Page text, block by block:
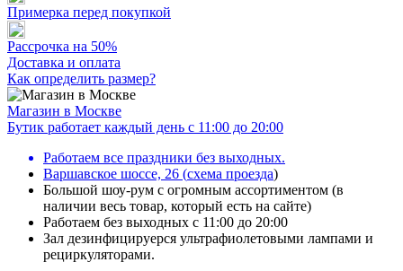
Примерка перед покупкой
Рассрочка на 50%
Доставка и оплата
Как определить размер?
Магазин в Москве
Бутик работает каждый день с 11:00 до 20:00
Работаем все праздники без выходных.
Варшавское шоссе, 26 (схема проезда)
Большой шоу-рум с огромным ассортиментом (в
наличии весь товар, который есть на сайте)
Работаем без выходных с 11:00 до 20:00
Зал дезинфицируерся ультрафиолетовыми лампами и
рециркуляторами.